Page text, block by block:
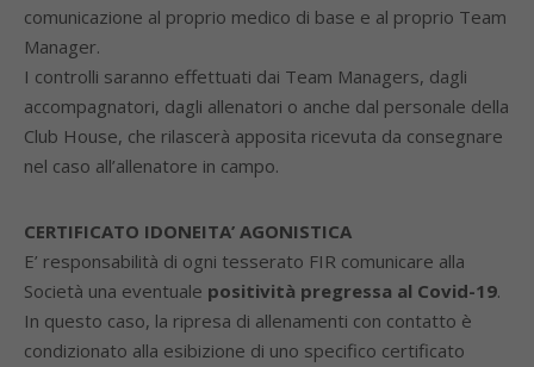
comunicazione al proprio medico di base e al proprio Team
Manager.
I controlli saranno effettuati dai Team Managers, dagli
accompagnatori, dagli allenatori o anche dal personale della
Club House, che rilascerà apposita ricevuta da consegnare
nel caso all’allenatore in campo.
CERTIFICATO IDONEITA’ AGONISTICA
E’ responsabilità di ogni tesserato FIR comunicare alla
Società una eventuale positività pregressa al Covid-19.
In questo caso, la ripresa di allenamenti con contatto è
condizionato alla esibizione di uno specifico certificato